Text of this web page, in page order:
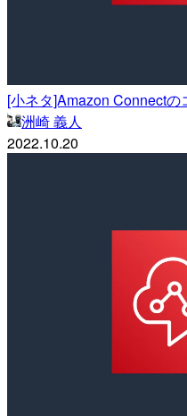
[小ネタ]Amazon Connect
洲崎 義人
2022.10.20